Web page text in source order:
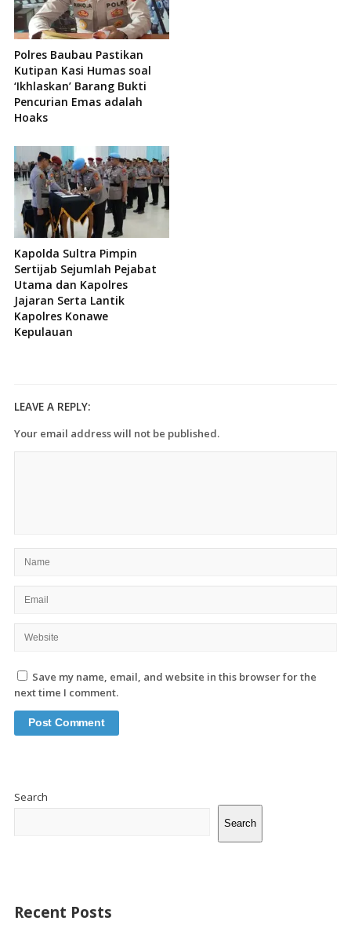
Polres Baubau Pastikan
Kutipan Kasi Humas soal
‘Ikhlaskan’ Barang Bukti
Pencurian Emas adalah
Hoaks
Kapolda Sultra Pimpin
Sertijab Sejumlah Pejabat
Utama dan Kapolres
Jajaran Serta Lantik
Kapolres Konawe
Kepulauan
LEAVE A REPLY:
Your email address will not be published.
Save my name, email, and website in this browser for the
next time I comment.
Search
Search
Recent Posts